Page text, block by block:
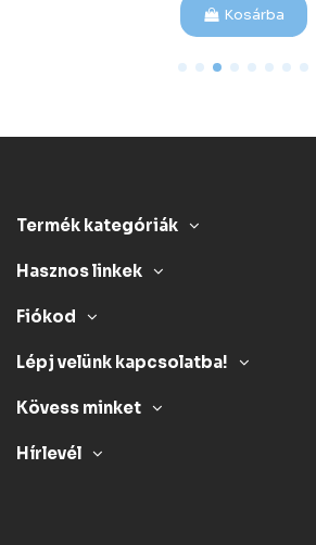
Kosárba
Termék kategóriák
Hasznos linkek
Fiókod
Lépj velünk kapcsolatba!
Kövess minket
Hírlevél